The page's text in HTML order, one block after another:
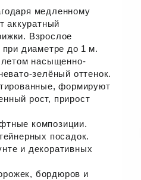
медленному
аккуратный
Взрослое
при диаметре до 1 м.
летом насыщенно-
зелёный оттенок.
формируют
рост, прирост
композиции.
посадок.
и декоративных
бордюров и